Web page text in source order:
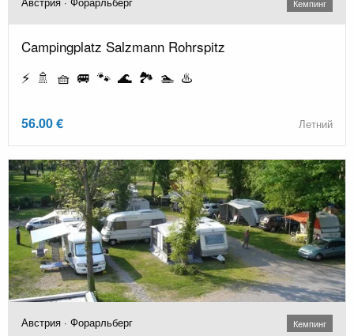
Кемпинг
Campingplatz Salzmann Rohrspitz
⚡ 🚿 🧺 🚐 🐾 🌊 🏞️ 🏊 ♨️
56.00 € Летний
Австрия · Форарльберг Кемпинг